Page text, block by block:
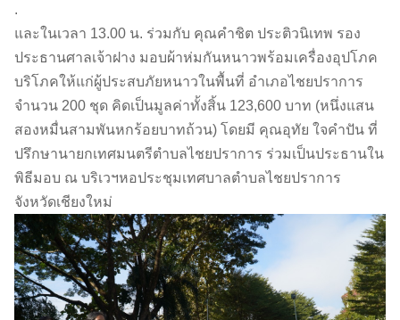
.
และในเวลา 13.00 น. ร่วมกับ คุณคำชิต ประติวนิเทพ รอง
ประธานศาลเจ้าฝาง มอบผ้าห่มกันหนาวพร้อมเครื่องอุปโภค
บริโภคให้แก่ผู้ประสบภัยหนาวในพื้นที่ อำเภอไชยปราการ
จำนวน 200 ชุด คิดเป็นมูลค่าทั้งสิ้น 123,600 บาท (หนึ่งแสน
สองหมื่นสามพันหกร้อยบาทถ้วน) โดยมี คุณอุทัย ใจคำปัน ที่
ปรึกษานายกเทศมนตรีตำบลไชยปราการ ร่วมเป็นประธานใน
พิธีมอบ ณ บริเวฯหอประชุมเทศบาลตำบลไชยปราการ
จังหวัดเชียงใหม่